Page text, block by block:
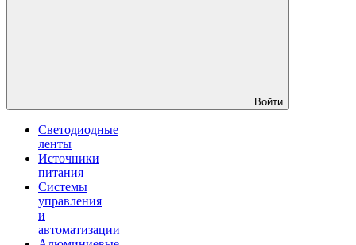
Войти
Светодиодные
ленты
Источники
питания
Системы
управления
и
автоматизации